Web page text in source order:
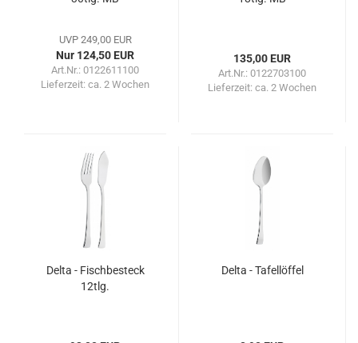
UVP 249,00 EUR
Nur 124,50 EUR
Art.Nr.: 0122611100
Lieferzeit: ca. 2 Wochen
135,00 EUR
Art.Nr.: 0122703100
Lieferzeit: ca. 2 Wochen
Delta - Fischbesteck
12tlg.
Delta - Tafellöffel